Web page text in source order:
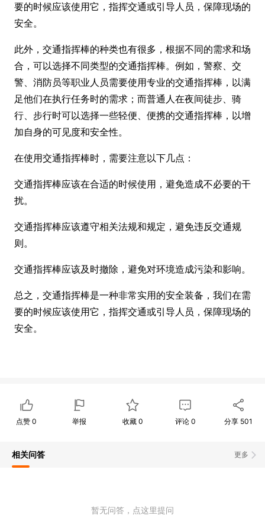
要的时候应该使用它，指挥交通或引导人员，保障现场的
安全。
此外，交通指挥棒的种类也有很多，根据不同的需求和场
合，可以选择不同类型的交通指挥棒。例如，警察、交
警、消防员等职业人员需要使用专业的交通指挥棒，以满
足他们在执行任务时的需求；而普通人在夜间徒步、骑
行、步行时可以选择一些轻便、便携的交通指挥棒，以增
加自身的可见度和安全性。
在使用交通指挥棒时，需要注意以下几点：
交通指挥棒应该在合适的时候使用，避免造成不必要的干
扰。
交通指挥棒应该遵守相关法规和规定，避免违反交通规
则。
交通指挥棒应该及时撤除，避免对环境造成污染和影响。
总之，交通指挥棒是一种非常实用的安全装备，我们在需
要的时候应该使用它，指挥交通或引导人员，保障现场的
安全。
点赞0 举报 收藏 0 评论0 分享 501
更多
相关问答
暂无问答，点这里提问